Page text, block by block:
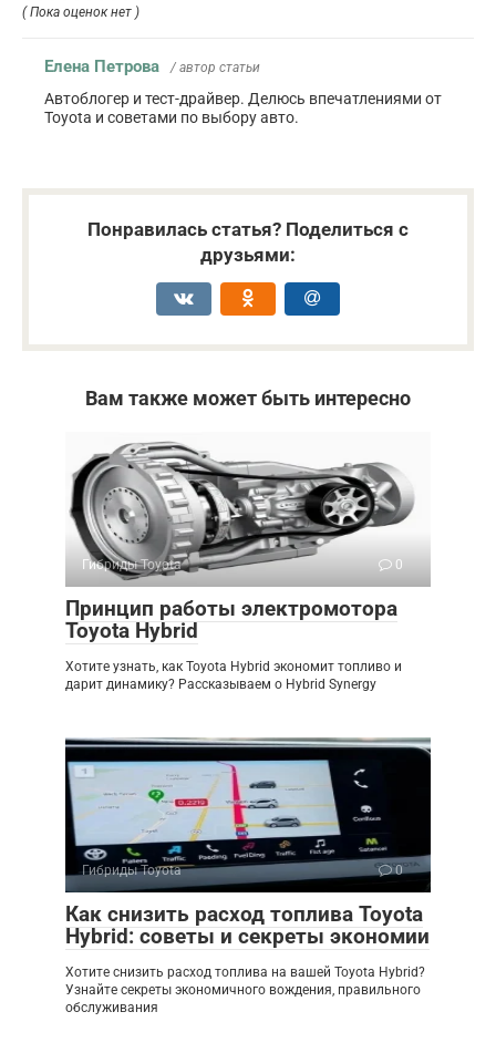
( Пока оценок нет )
Елена Петрова / автор статьи
Автоблогер и тест-драйвер. Делюсь впечатлениями от
Toyota и советами по выбору авто.
Понравилась статья? Поделиться с
друзьями:
Вам также может быть интересно
Гибриды Toyota 0
Принцип работы электромотора
Toyota Hybrid
Хотите узнать, как Toyota Hybrid экономит топливо и
дарит динамику? Рассказываем о Hybrid Synergy
Гибриды Toyota 0
Как снизить расход топлива Toyota
Hybrid: советы и секреты экономии
Хотите снизить расход топлива на вашей Toyota Hybrid?
Узнайте секреты экономичного вождения, правильного
обслуживания